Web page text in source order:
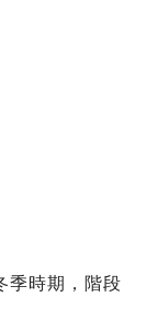
季時期，階段